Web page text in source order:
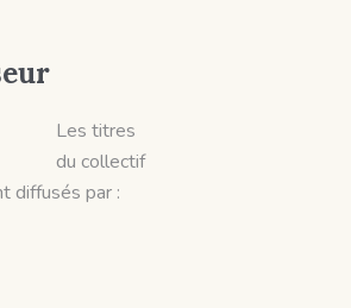
Les titres
du collectif
diffusés par :